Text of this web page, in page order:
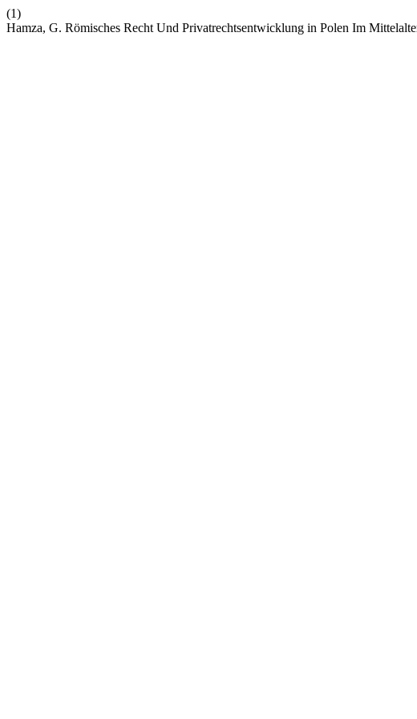
(1)
Hamza, G. Römisches Recht Und Privatrechtsentwicklung in Polen Im